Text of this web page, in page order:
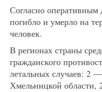
Согласно
погибло и умерло на
человек.
В регионах страны
гражданского
летальных случаев:
Хмельницкой области,